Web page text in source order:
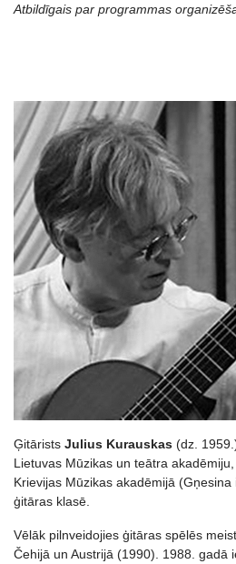
Atbildīgais par programmas
Ģitārists Julius Kurauskas (dz.
Lietuvas Mūzikas un teātra
Krievijas Mūzikas akadēmijā
ģitāras klasē.
Vēlāk pilnveidojies ģitāras spēlēs
Čehijā un Austrijā (1990). 1988. gadā